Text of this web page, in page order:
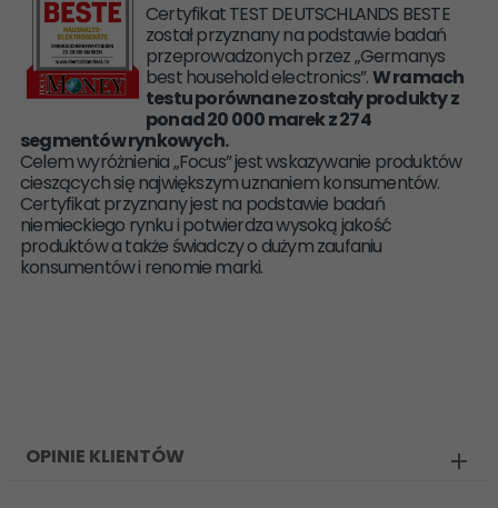
Certyfikat TEST DEUTSCHLANDS BESTE
został przyznany na podstawie badań
przeprowadzonych przez „Germanys
best household electronics”.W ramach
testu porównane zostały produkty z
ponad 20 000 marek z 274
segmentów rynkowych.
Celem wyróżnienia „Focus” jest wskazywanie produktów
cieszących się największym uznaniem konsumentów.
Certyfikat przyznany jest na podstawie badań
niemieckiego rynku i potwierdza wysoką jakość
produktów a także świadczy o dużym zaufaniu
konsumentów i renomie marki.
OPINIE KLIENTÓW